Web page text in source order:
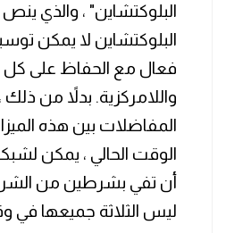
البلوكتشاين" ، والذي
البلوكتشاين لا يمكن
فعال مع الحفاظ على كل
واللامركزية. بدلاً من ذلك
المفاضلات بين هذه
الوقت الحالي ، يمكن
أن تفي بشرطين من
ليس الثلاثة جميعها في